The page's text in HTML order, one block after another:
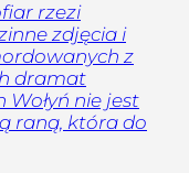
rzezi
zdjęcia i
z
dramat
nie jest
raną, która do